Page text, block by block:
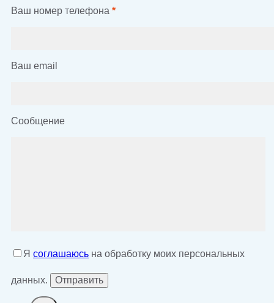
Ваш номер телефона *
Ваш email
Сообщение
Я соглашаюсь на обработку моих персональных
данных.